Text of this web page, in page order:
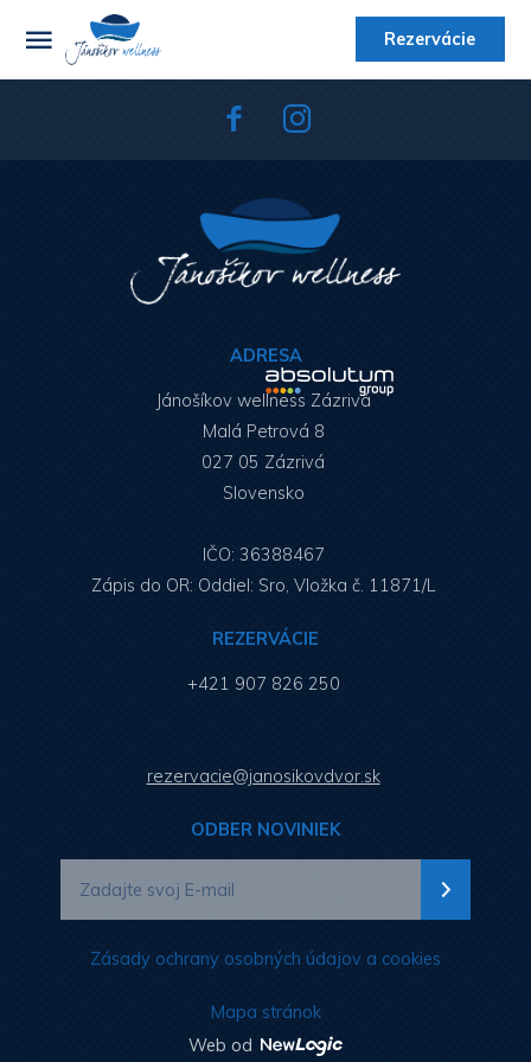
Rezervácie
ADRESA
Jánošíkov wellness Zázrivá
Malá Petrová 8
027 05 Zázrivá
Slovensko
IČO: 36388467
Zápis do OR: Oddiel: Sro, Vložka č. 11871/L
REZERVÁCIE
+421 907 826 250
rezervacie@janosikovdvor.sk
ODBER NOVINIEK
Zásady ochrany osobných údajov a cookies
Mapa stránok
Web od